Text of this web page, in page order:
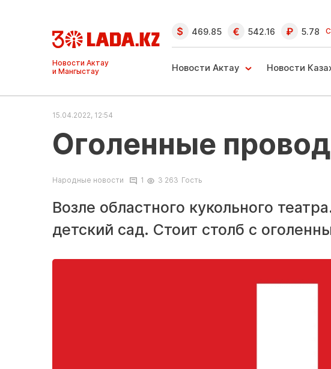
Новости Актау
и Мангыстау
469.85 542.16 5.78
Новости Актау Новости
15.04.2022, 12:54
Оголенные
Народные новости 1 3 263 Гость
Возле областного кукольного
детский сад. Стоит столб с